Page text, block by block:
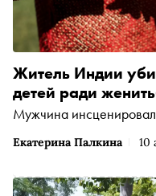
Екатерина Палкина 10
Житель Индии
детей ради
Мужчина